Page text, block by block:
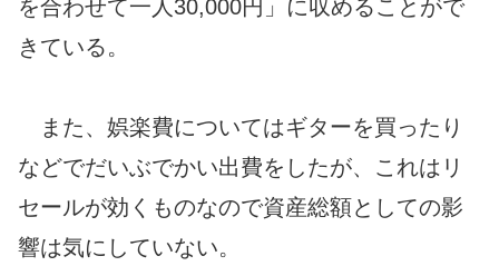
を合わせて一人30,000円」に収めることがで
きている。
また、娯楽費についてはギターを買ったり
などでだいぶでかい出費をしたが、これはリ
セールが効くものなので資産総額としての影
響は気にしていない。